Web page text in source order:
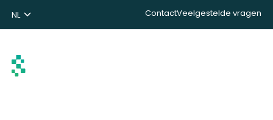
NL
ENG
DE
ContactVeelgestelde vragen